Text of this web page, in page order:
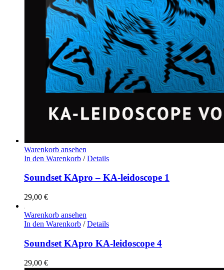
Warenkorb ansehen
In den Warenkorb / Details
Soundset KApro – KA-leidoscope 1
29,00 €
Warenkorb ansehen
In den Warenkorb / Details
Soundset KApro KA-leidoscope 4
29,00 €